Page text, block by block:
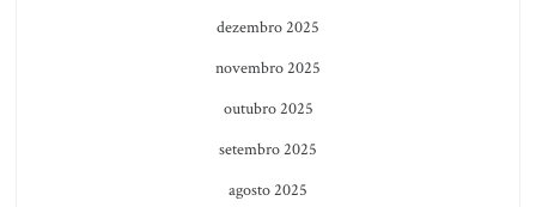
dezembro 2025
novembro 2025
outubro 2025
setembro 2025
agosto 2025